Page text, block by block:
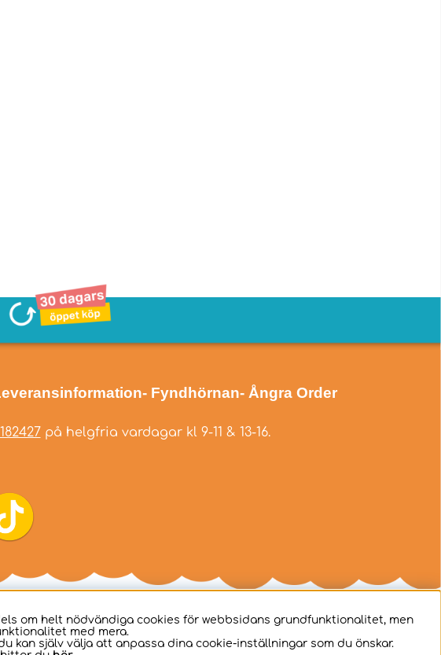
- Fyndhörnan- Ångra Order
på helgfria vardagar kl 9-11 & 13-16.
om helt nödvändiga cookies för webbsidans grundfunktionalitet, men
med mera.
kan själv välja att anpassa dina cookie-inställningar som du önskar.